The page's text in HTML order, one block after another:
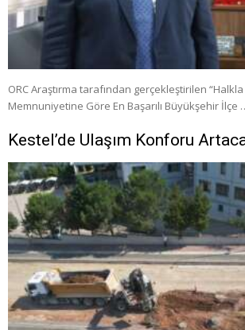
ORC Araştırma tarafından gerçekleştirilen
Memnuniyetine Göre En Başarılı Büyükşehir İlçe
Kestel’de Ulaşım Konforu